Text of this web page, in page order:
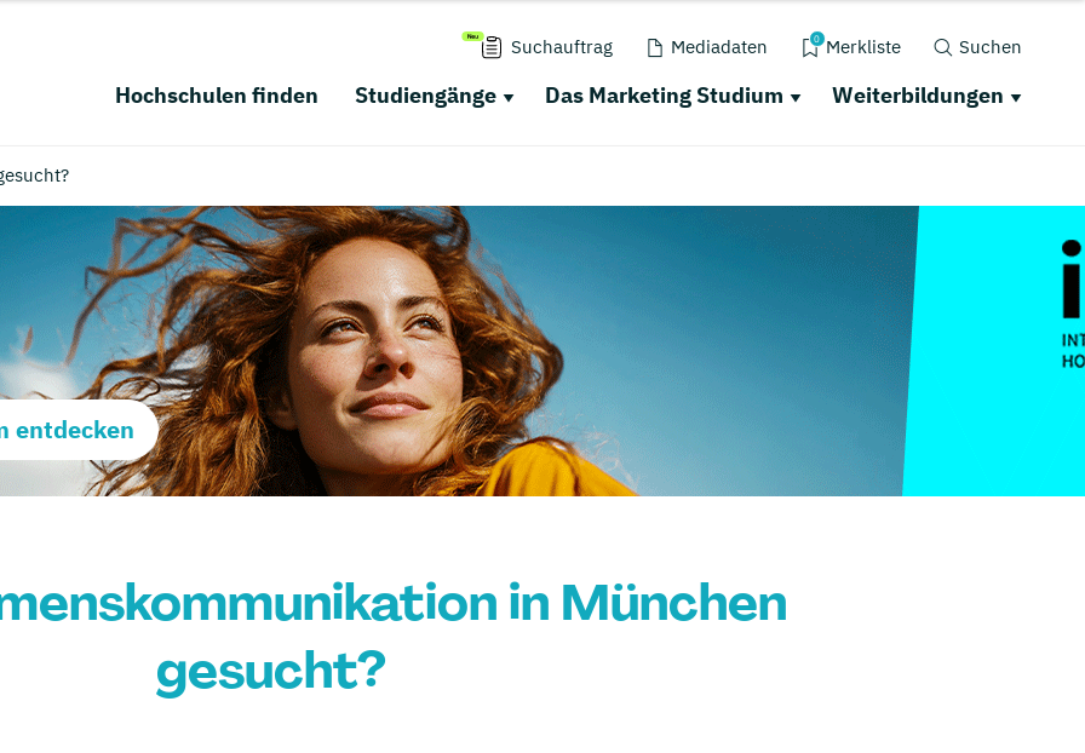
Suchauftrag Mediadaten 0 Merkliste Suchen
Hochschulen finden Studiengänge Das Marketing Studium Weiterbildungen
entdecken
in München
gesucht?